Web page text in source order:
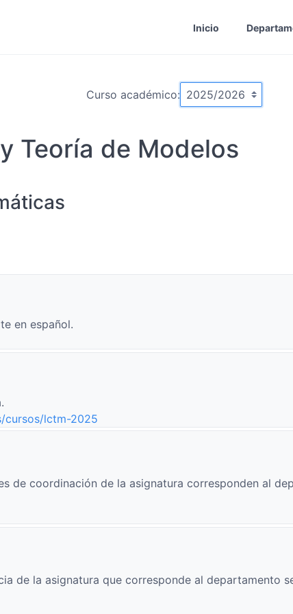
Inicio
Curso académico:
Teoría de Modelos
en español.
cursos/lctm-2025
de coordinación de la asignatura corresponden al
de la asignatura que corresponde al departamento